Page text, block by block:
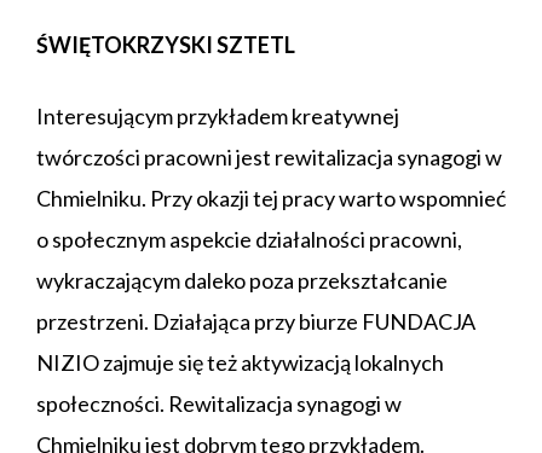
ŚWIĘTOKRZYSKI SZTETL
Interesującym przykładem kreatywnej
twórczości pracowni jest rewitalizacja synagogi w
Chmielniku. Przy okazji tej pracy warto wspomnieć
o społecznym aspekcie działalności pracowni,
wykraczającym daleko poza przekształcanie
przestrzeni. Działająca przy biurze FUNDACJA
NIZIOzajmuje się też aktywizacją lokalnych
społeczności. Rewitalizacja synagogi w
Chmielniku jest dobrym tego przykładem.